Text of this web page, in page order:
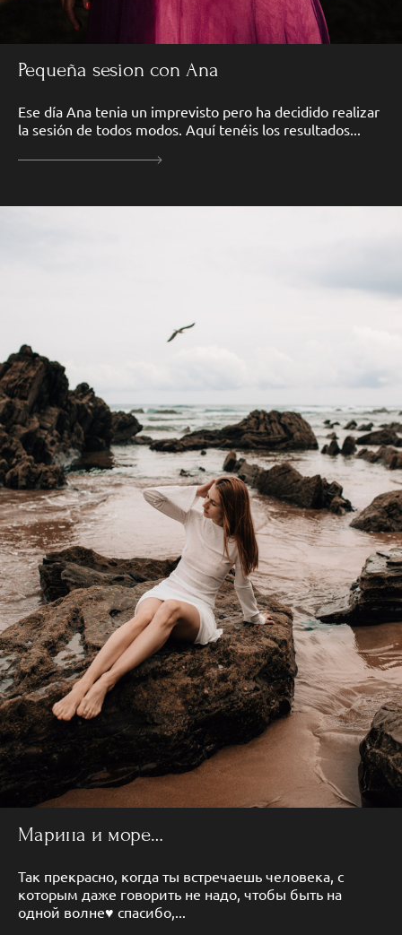
Pequeña sesion con Ana
Ese día Ana tenia un imprevisto pero ha decidido realizar
la sesión de todos modos. Aquí tenéis los resultados...
Марина и море…
Так прекрасно, когда ты встречаешь человека, с
которым даже говорить не надо, чтобы быть на
одной волне♥️ спасибо,...